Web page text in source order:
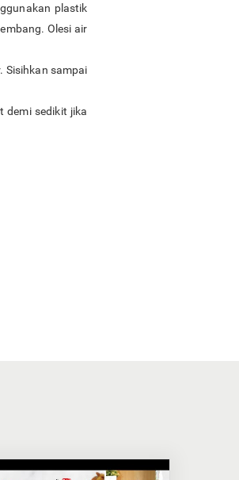
plastik
Olesi air
Sisihkan sampai
demi sedikit jika